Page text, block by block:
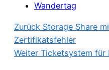
Wandertag
Zurück Storage Share
Zertifikatsfehler
Weiter Ticketsystem für